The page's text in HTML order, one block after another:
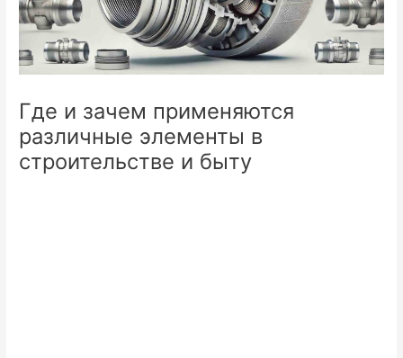
Где и зачем применяются
различные элементы в
строительстве и быту